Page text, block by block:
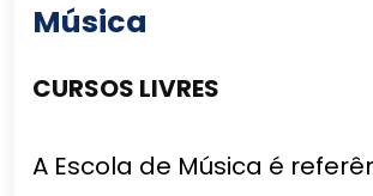
Música
CURSOS LIVRES
A Escola de Música é